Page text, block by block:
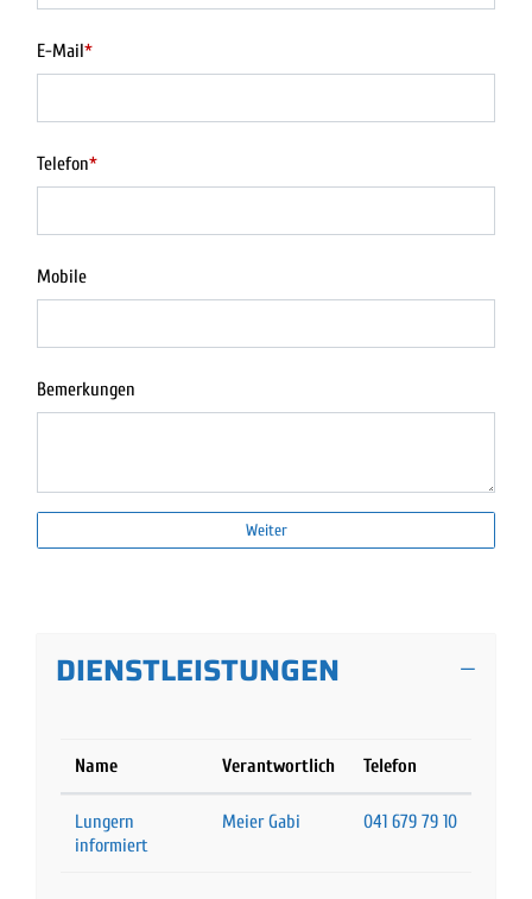
E-Mail*
Telefon*
Mobile
Bemerkungen
Weiter
DIENSTLEISTUNGEN
Name Verantwortlich Telefon
Lungern
informiert
Meier Gabi 041 679 79 10